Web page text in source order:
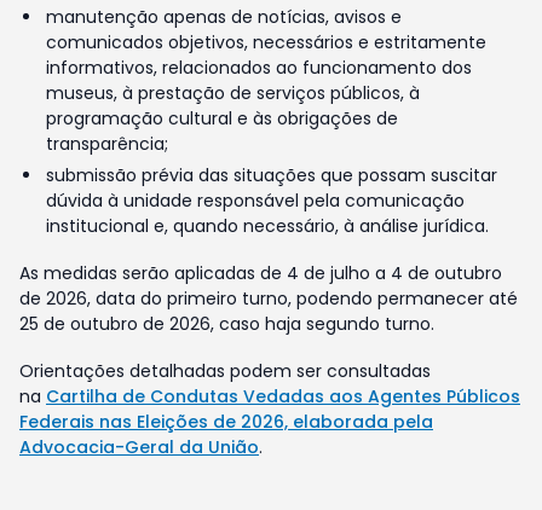
manutenção apenas de notícias, avisos e
comunicados objetivos, necessários e estritamente
informativos, relacionados ao funcionamento dos
museus, à prestação de serviços públicos, à
programação cultural e às obrigações de
transparência;
submissão prévia das situações que possam suscitar
dúvida à unidade responsável pela comunicação
institucional e, quando necessário, à análise jurídica.
As medidas serão aplicadas de 4 de julho a 4 de outubro
de 2026, data do primeiro turno, podendo permanecer até
25 de outubro de 2026, caso haja segundo turno.
Orientações detalhadas podem ser consultadas
na Cartilha de Condutas Vedadas aos Agentes Públicos
Federais nas Eleições de 2026, elaborada pela
Advocacia-Geral da União.